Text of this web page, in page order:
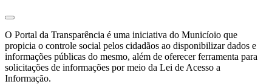
O Portal da Transparência é uma iniciativa do Municíoio que
propicia o controle social pelos cidadãos ao disponibilizar dados e
informações públicas do mesmo, além de oferecer ferramenta para
solicitações de informações por meio da Lei de Acesso a
Informação.